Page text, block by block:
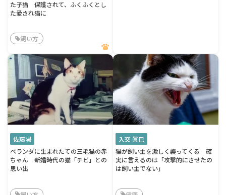
た子猫 保護されて、ふくふくとし
た愛され猫に
飼い方
佐藤陽
ベランダに生まれたての三毛猫の赤
ちゃん 新婚時代の猫「チビ」との
思い出
入交 眞巳
猫が飼い主を激しく襲ってくる 確
実に言えるのは「攻撃的にさせたの
は飼い主でない」